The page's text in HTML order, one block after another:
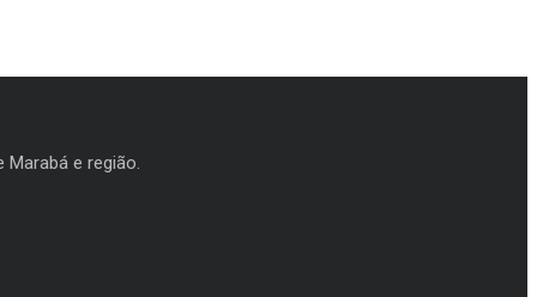
e região.